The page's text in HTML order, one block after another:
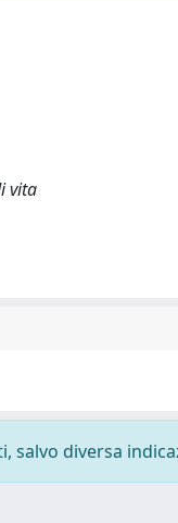
vita
salvo diversa